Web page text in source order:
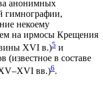
анонимных
гимнографии,
некоему
на ирмосы Крещения
XVI в.)5 и
(известное в составе
вв.)6.